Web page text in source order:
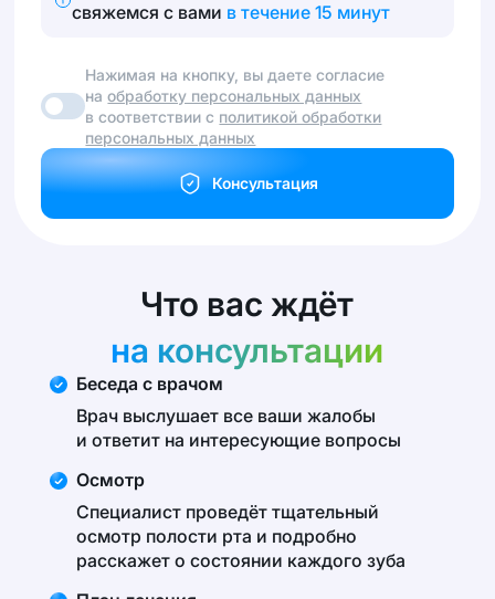
свяжемся с вами в течение 15 минут
Нажимая на кнопку, вы даете согласие
наобработку персональных данных
в соответствии с политикой обработки
персональных данных
Консультация
Что вас ждёт
на консультации
Беседа с врачом
Врач выслушает все ваши жалобы
и ответит на интересующие вопросы
Осмотр
Специалист проведёт тщательный
осмотр полости рта и подробно
расскажет о состоянии каждого зуба